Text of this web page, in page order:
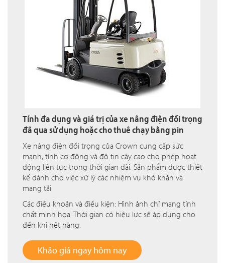
Tính đa dụng và giá trị của xe nâng điện đối trọng
đã qua sử dụng hoặc cho thuê chạy bằng pin
Xe nâng điện đối trọng của Crown cung cấp sức
mạnh, tính cơ động và độ tin cậy cao cho phép hoạt
động liên tục trong thời gian dài. Sản phẩm được thiết
kế dành cho việc xử lý các nhiệm vụ khó khăn và
mang tải.
Các điều khoản và điều kiện: Hình ảnh chỉ mang tính
chất minh họa. Thời gian có hiệu lực sẽ áp dụng cho
đến khi hết hàng.
Khảo giá ngay hôm nay